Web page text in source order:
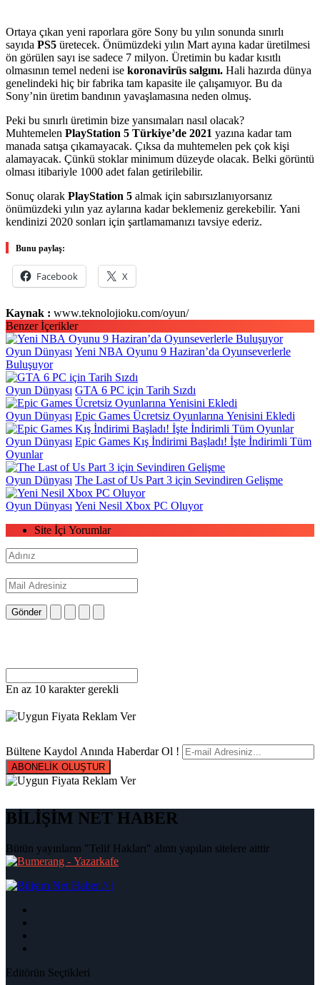
Ortaya çıkan yeni raporlara göre Sony bu yılın sonunda sınırlı
sayıda PS5 üretecek. Önümüzdeki yılın Mart ayına kadar üretilmesi
ön görülen sayı ise sadece 7 milyon. Üretimin bu kadar kısıtlı
olmasının temel nedeni ise koronavirüs salgını. Hali hazırda dünya
genelindeki hiç bir fabrika tam kapasite ile çalışamıyor. Bu da
Sony’nin üretim bandının yavaşlamasına neden olmuş.
Peki bu sınırlı üretimin bize yansımaları nasıl olacak?
Muhtemelen PlayStation 5 Türkiye’de 2021 yazına kadar tam
manada satışa çıkamayacak. Çıksa da muhtemelen pek çok kişi
alamayacak. Çünkü stoklar minimum düzeyde olacak. Belki görüntü
olması itibariyle 1000 adet falan getirilebilir.
Sonuç olarak PlayStation 5 almak için sabırsızlanıyorsanız
önümüzdeki yılın yaz aylarına kadar beklemeniz gerekebilir. Yani
kendinizi 2020 sonları için şartlamamanızı tavsiye ederiz.
Bunu paylaş:
Facebook X
Kaynak : www.teknolojioku.com/oyun/
Benzer İçerikler
Oyun Dünyası Yeni NBA Oyunu 9 Haziran’da Oyunseverlerle
Buluşuyor
Oyun Dünyası GTA 6 PC için Tarih Sızdı
Oyun Dünyası Epic Games Ücretsiz Oyunlarına Yenisini Ekledi
Oyun Dünyası Epic Games Kış İndirimi Başladı! İşte İndirimli Tüm
Oyunlar
Oyun Dünyası The Last of Us Part 3 için Sevindiren Gelişme
Oyun Dünyası Yeni Nesil Xbox PC Oluyor
Site İçi Yorumlar
Gönder
En az 10 karakter gerekli
Bültene Kaydol Anında Haberdar Ol !
ABONELİK OLUŞTUR
BİLİŞİM NET HABER
Bütün yayınların "Telif Hakları" alıntı yapılan sitelere aittir
|
Editörün Seçtikleri